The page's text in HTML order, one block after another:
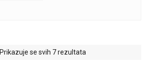
Prikazuje se svih 7 rezultata